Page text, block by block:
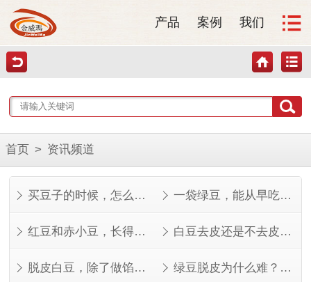
产品 案例 我们
首页 > 资讯频道
买豆子的时候，怎么看才知道好不好？ 一袋绿豆，能从早吃到晚
红豆和赤小豆，长得像但不是一回事 白豆去皮还是不去皮？看完这几点就知道了
脱皮白豆，除了做馅还能做什么？ 绿豆脱皮为什么难？看完就知道了